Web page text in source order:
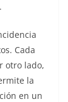
Cada
otro lado,
la
en un